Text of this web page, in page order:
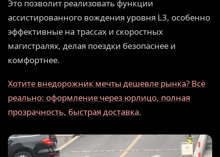
Это позволит реализовать функции
ассистированного вождения уровня L3, особенно
эффективные на трассах и скоростных
магистралях, делая поездки безопаснее и
комфортнее.
Хотите внедорожник мечты дешевле рынка? Всё
реально: оформление через юрлицо, полная
прозрачность, быстрая доставка.